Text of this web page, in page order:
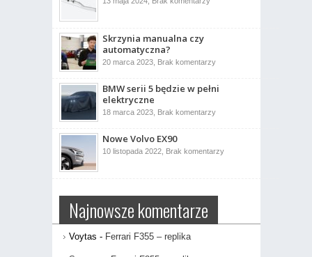
światło
Skrzynia manualna czy
automatyczna?
20 marca 2023, Brak komentarzydo
czy
automatyczna?
BMW serii 5 będzie w pełni
elektryczne
18 marca 2023, Brak komentarzydo
w
Nowe Volvo EX90
10 listopada 2022, Brak komentarzydo
Najnowsze komentarze
Voytas - Ferrari F355 – replika